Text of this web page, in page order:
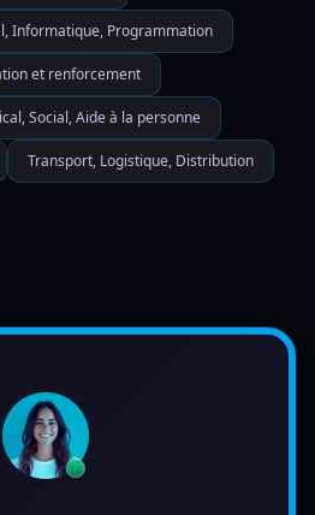
Informatique, Programmation
et renforcement
Social, Aide à la personne
Transport, Logistique, Distribution